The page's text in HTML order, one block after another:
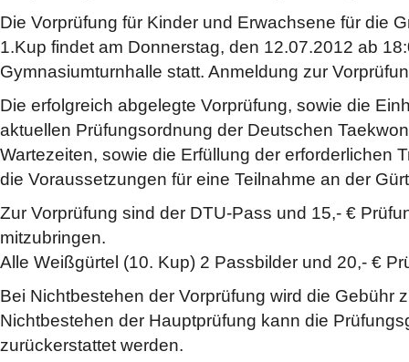
Die Vorprüfung für Kinder und Erwachsene für die
1.Kup findet am Donnerstag, den 12.07.2012 ab
Gymnasiumturnhalle statt. Anmeldung zur
Die erfolgreich abgelegte Vorprüfung, sowie die
aktuellen Prüfungsordnung der Deutschen
Wartezeiten, sowie die Erfüllung der erforderlichen
die Voraussetzungen für eine Teilnahme an der
Zur Vorprüfung sind der DTU-Pass und 15,- €
mitzubringen.
Alle Weißgürtel (10. Kup) 2 Passbilder und 20,- €
Bei Nichtbestehen der Vorprüfung wird die Gebühr
Nichtbestehen der Hauptprüfung kann die
zurückerstattet werden.